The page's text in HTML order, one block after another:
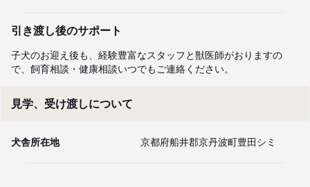
引き渡し後のサポート
子犬のお迎え後も、経験豊富なスタッフと獣医師がおりますの
で、飼育相談・健康相談いつでもご連絡ください。
見学、受け渡しについて
犬舎所在地 京都府船井郡京丹波町豊田シミ